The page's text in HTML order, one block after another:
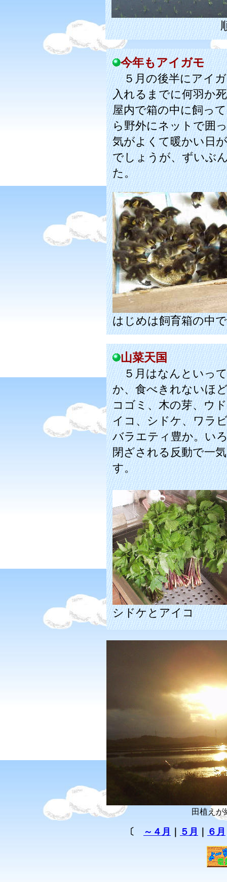
今年もアイガモ
５月の後半にアイガ
入れるまでに何羽か
屋内で箱の中に飼っ
ら野外にネットで囲
気がよくて暖かい日
でしょうが、ずいぶ
た。
はじめは飼育箱の中
山菜天国
５月はなんといって
か、食べきれないほ
コゴミ、木の芽、ウ
イコ、シドケ、ワラ
バラエティ豊か。い
閉ざされる反動で一
す。
シドケとアイコ
田植えが
〔 ～４月 ５月 ６月